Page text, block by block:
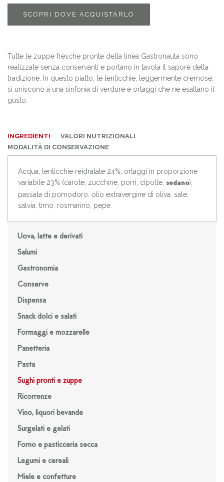
Uova, latte e derivati
Salumi
Gastronomia
Conserve
Dispensa
Snack dolci e salati
Formaggi e mozzarelle
Panetteria
Pasta
Sughi pronti e zuppe
Ricorrenze
Vino, liquori bevande
Surgelati e gelati
Forno e pasticceria secca
Legumi e cereali
Miele e confetture
SCOPRI DOVE ACQUISTARLO
Tutte le zuppe fresche pronte della linea Gastronauta sono
realizzate senza conservanti e portano in tavola il sapore della
tradizione. In questo piatto, le lenticchie, leggermente cremose,
si uniscono a una sinfonia di verdure e ortaggi che ne esaltano il
gusto.
INGREDIENTI
VALORI NUTRIZIONALI
MODALITÀ DI CONSERVAZIONE
Acqua, lenticchie reidratate 24%, ortaggi in proporzione
variabile 23% (carote, zucchine, porri, cipolle, sedano),
passata di pomodoro, olio extravergine di oliva, sale,
salvia, timo, rosmarino, pepe.